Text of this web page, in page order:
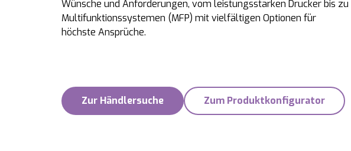
Wünsche und Anforderungen, vom leistungsstarken Drucker bis zu
Multifunktionssystemen (MFP) mit vielfältigen Optionen für
höchste Ansprüche.
Zur Händlersuche Zum Produktkonfigurator